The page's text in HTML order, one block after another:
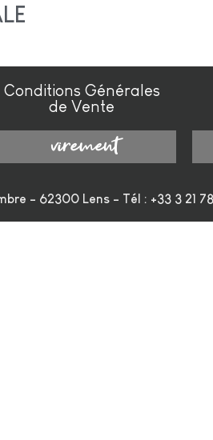
Conditions Générales
de Vente
virement
- 62300 Lens - Tél : +33 3 21